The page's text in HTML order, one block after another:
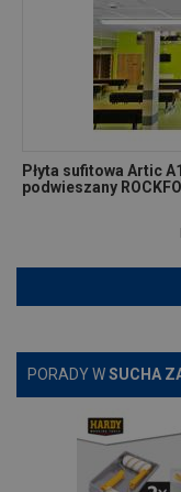
Płyta sufitowa Artic
podwieszany
PORADY WSUCHA